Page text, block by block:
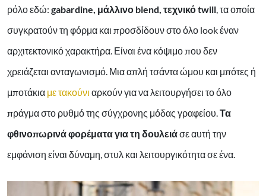
ρόλο εδώ: gabardine, μάλλινο blend, τεχνικό twill, τα οποία
συγκρατούν τη φόρμα και προσδίδουν στο όλο look έναν
αρχιτεκτονικό χαρακτήρα. Είναι ένα κόψιμο που δεν
χρειάζεται ανταγωνισμό. Μια απλή τσάντα ώμου και μπότες ή
μποτάκια με τακούνι αρκούν για να λειτουργήσει το όλο
πράγμα στο ρυθμό της σύγχρονης μόδας γραφείου.Τα
φθινοπωρινά φορέματα για τη δουλειάσε αυτή την
εμφάνιση είναι δύναμη, στυλ και λειτουργικότητα σε ένα.